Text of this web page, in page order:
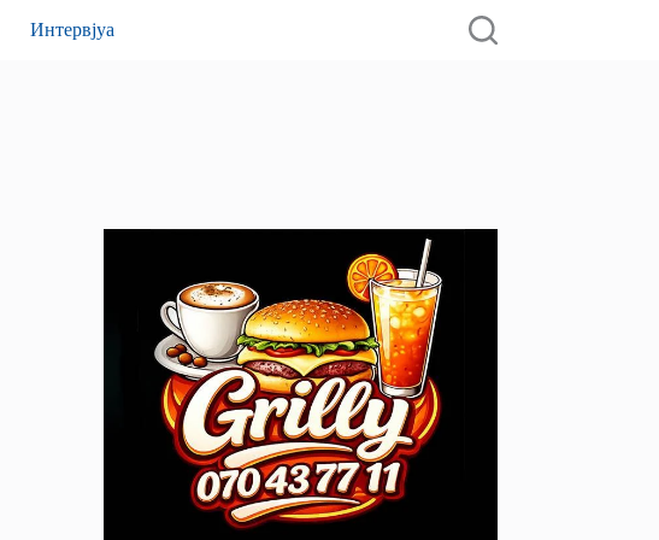
Интервјуа